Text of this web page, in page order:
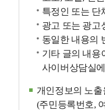
특정인 또는 단
광고 또는 광고
동일한 내용의
기타 글의 내용
사이버상담실
개인정보의 노
(주민등록번호,